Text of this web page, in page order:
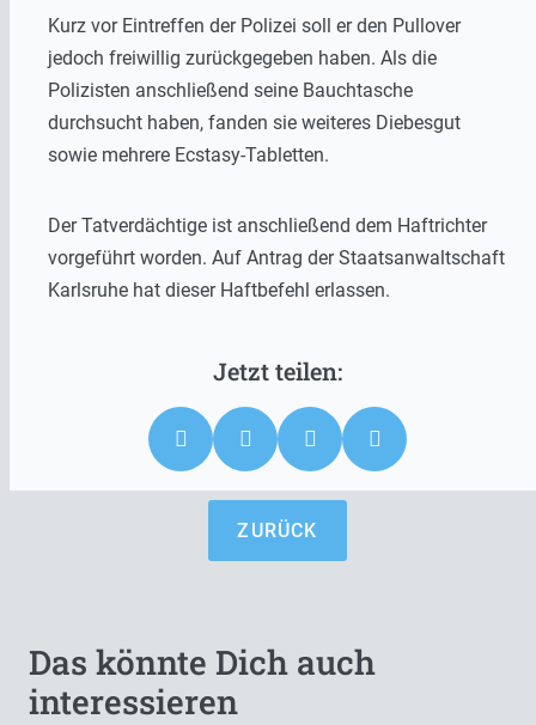
Kurz vor Eintreffen der Polizei soll er den Pullover
jedoch freiwillig zurückgegeben haben. Als die
Polizisten anschließend seine Bauchtasche
durchsucht haben, fanden sie weiteres Diebesgut
sowie mehrere Ecstasy-Tabletten.
Der Tatverdächtige ist anschließend dem Haftrichter
vorgeführt worden. Auf Antrag der Staatsanwaltschaft
Karlsruhe hat dieser Haftbefehl erlassen.
ZURÜCK
Das könnte Dich auch
interessieren